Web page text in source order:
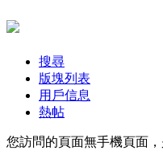
搜尋
版塊列表
用戶信息
熱帖
您訪問的頁面無手機頁面